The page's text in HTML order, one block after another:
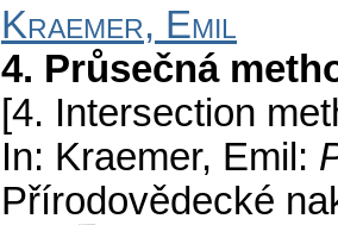
Kraemer, Emil
4. Průsečná
[4. Intersection
In: Kraemer, Emil:
Přírodovědecké